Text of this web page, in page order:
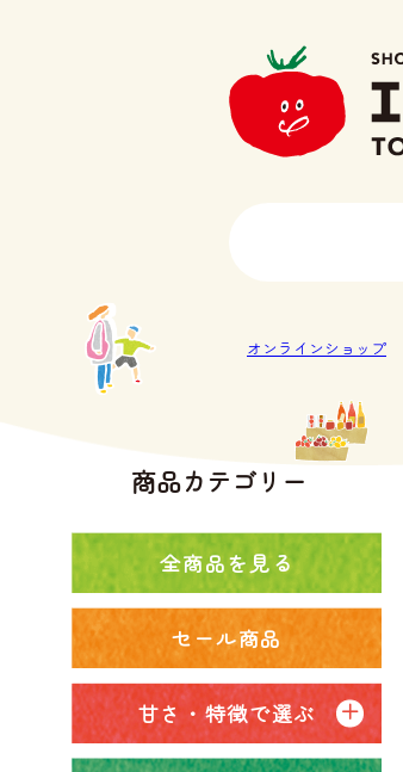
オンラインショップ
商品カテゴリー
全商品を見る
セール商品
甘さ・特徴で選ぶ